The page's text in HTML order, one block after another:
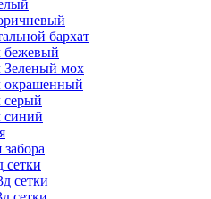
бархат
бежевый
Зеленый мох
окрашенный
серый
синий
сетки
сетки